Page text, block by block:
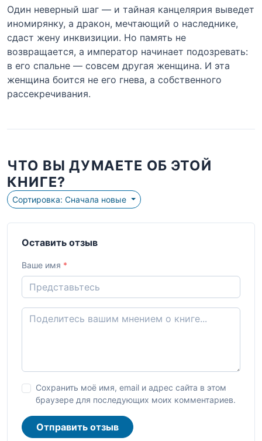
Один неверный шаг — и тайная канцелярия выведет
иномирянку, а дракон, мечтающий о наследнике,
сдаст жену инквизиции. Но память не
возвращается, а император начинает подозревать:
в его спальне — совсем другая женщина. И эта
женщина боится не его гнева, а собственного
рассекречивания.
ЧТО ВЫ ДУМАЕТЕ ОБ ЭТОЙ
КНИГЕ?
Сортировка: Сначала новые
Оставить отзыв
Ваше имя *
Сохранить моё имя, email и адрес сайта в этом
браузере для последующих моих комментариев.
Отправить отзыв